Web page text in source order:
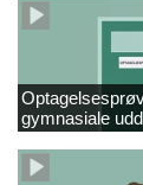
gymnasiale